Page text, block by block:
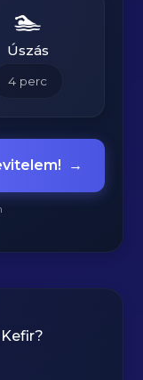
🏊
Úszás
4 perc
→
Kefir?